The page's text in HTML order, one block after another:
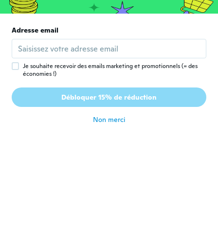
D Donna-Marie
Inscrit depuis 2021 · 6 avis
il y a 2 ans
A Inscrit depuis 2019 · 12 avis
Llego uno roto
Adresse email
Je souhaite recevoir des emails marketing et promotionnels (= des
économies !)
Débloquer 15% de réduction
Non merci